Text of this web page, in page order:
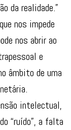
da realidade.”
nos impede
nos abrir ao
e
âmbito de uma
intelectual,
“ruído”, a falta